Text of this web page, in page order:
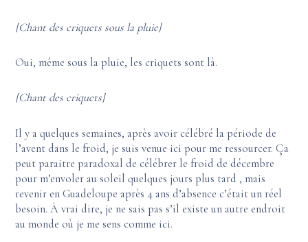
[Chant des criquets sous la pluie]
Oui, même sous la pluie, les criquets sont là.
[Chant des criquets]
Il y a quelques semaines, après avoir célébré la période de
l’avent dans le froid, je suis venue ici pour me ressourcer. Ça
peut paraitre paradoxal de célébrer le froid de décembre
pour m’envoler au soleil quelques jours plus tard , mais
revenir en Guadeloupe après 4 ans d’absence c’était un réel
besoin. À vrai dire, je ne sais pas s’il existe un autre endroit
au monde où je me sens comme ici.